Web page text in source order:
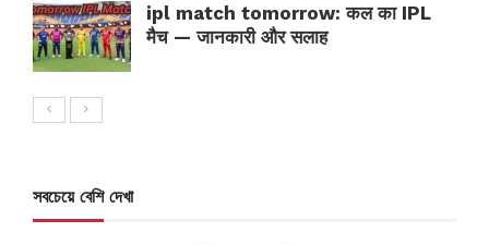
ipl match tomorrow: कल का IPL
मैच — जानकारी और सलाह
সবচেয়ে বেশি দেখা